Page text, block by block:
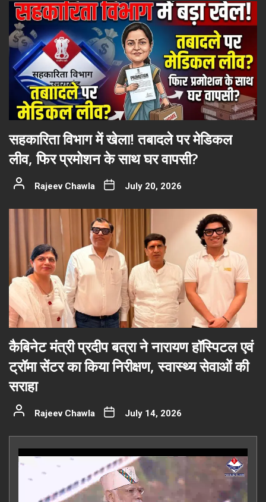
सहकारिता विभाग में खेला! तबादले पर मेडिकल
लीव, फिर प्रमोशन के साथ घर वापसी?
Rajeev Chawla July 20, 2026
कैबिनेट मंत्री प्रदीप बत्रा ने नारायण हॉस्पिटल एवं
ट्रॉमा सेंटर का किया निरीक्षण, स्वास्थ्य सेवाओं की
सराहा
Rajeev Chawla July 14, 2026